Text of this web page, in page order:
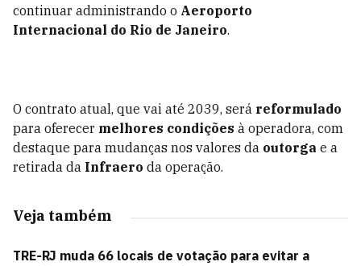
continuar administrando o Aeroporto
Internacional do Rio de Janeiro.
O contrato atual, que vai até 2039, será reformulado
para oferecer melhores condições à operadora, com
destaque para mudanças nos valores da outorga e a
retirada da Infraero da operação.
Veja também
TRE-RJ muda 66 locais de votação para evitar a